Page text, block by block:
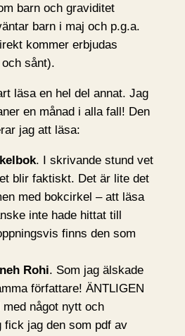
barn och graviditet
barn i maj och p.g.a.
kommer erbjudas
sånt).
läsa en hel del annat. Jag
en månad i alla fall! Den
jag att läsa:
. I skrivande stund vet
blir faktiskt. Det är lite det
med bokcirkel – att läsa
inte hade hittat till
finns den som
Rohi. Som jag älskade
författare! ÄNTLIGEN
något nytt och
fick jag den som pdf av